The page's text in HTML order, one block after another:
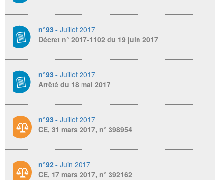
n°93 - Juillet 2017
Décret n° 2017-1102 du 19 juin 2017
n°93 - Juillet 2017
Arrêté du 18 mai 2017
n°93 - Juillet 2017
CE, 31 mars 2017, n° 398954
n°92 - Juin 2017
CE, 17 mars 2017, n° 392162